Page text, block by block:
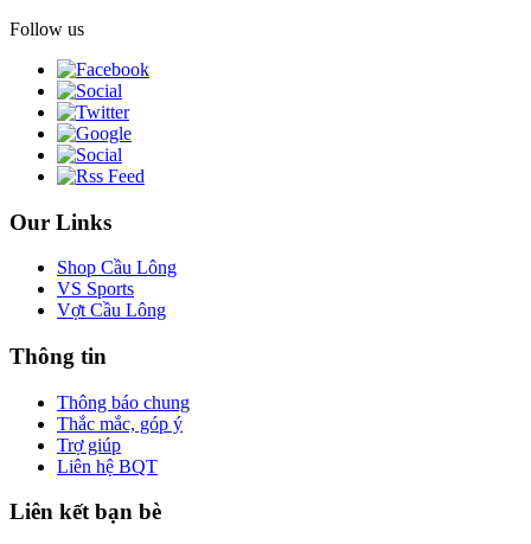
Follow us
Our Links
Shop Cầu Lông
VS Sports
Vợt Cầu Lông
Thông tin
Thông báo chung
Thắc mắc, góp ý
Trợ giúp
Liên hệ BQT
Liên kết bạn bè